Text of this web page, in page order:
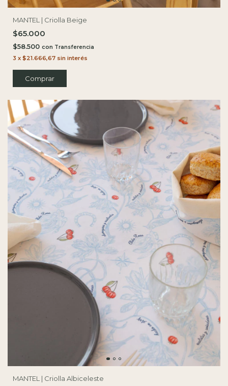
MANTEL | Criolla Beige
$65.000
$58.500 con
3 x $21.666,67 sin interés
Comprar
MANTEL | Criolla Albiceleste